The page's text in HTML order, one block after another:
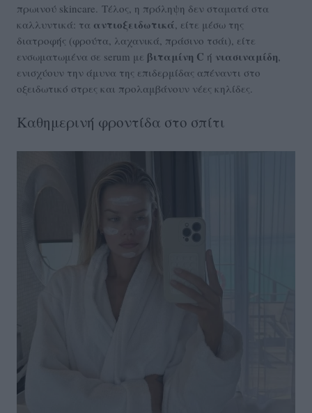
πρωινού skincare. Τέλος, η πρόληψη δεν σταματά στα
καλλυντικά: τα αντιοξειδωτικά , είτε μέσω της
διατροφής (φρούτα, λαχανικά, πράσινο τσάι), είτε
ενσωματωμένα σε serum με βιταμίνη C ή νιασιναμίδη
ενισχύουν την άμυνα της επιδερμίδας απέναντι στο
οξειδωτικό στρες και προλαμβάνουν νέες κηλίδες.
Καθημερινή φροντίδα στο σπίτι